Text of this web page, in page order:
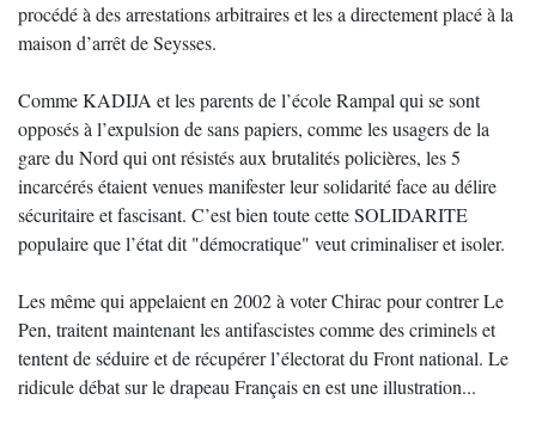
procédé à des arrestations arbitraires et les a directement placé à la
maison d’arrêt de Seysses.
Comme KADIJA et les parents de l’école Rampal qui se sont
opposés à l’expulsion de sans papiers, comme les usagers de la
gare du Nord qui ont résistés aux brutalités policières, les 5
incarcérés étaient venues manifester leur solidarité face au délire
sécuritaire et fascisant. C’est bien toute cette SOLIDARITE
populaire que l’état dit "démocratique" veut criminaliser et isoler.
Les même qui appelaient en 2002 à voter Chirac pour contrer Le
Pen, traitent maintenant les antifascistes comme des criminels et
tentent de séduire et de récupérer l’électorat du Front national. Le
ridicule débat sur le drapeau Français en est une illustration...